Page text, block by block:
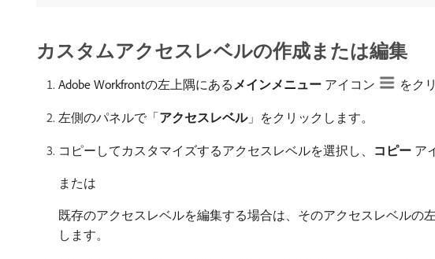
カスタムアクセスレベルの作成または編集
Adobe Workfrontの左上隅にある​メインメニュー アイコン をク
左側のパネルで「アクセスレベル」をクリックします。
コピーしてカスタマイズするアクセスレベルを選択し、 コピー ア
または
既存のアクセスレベルを編集する場合は、そのアクセスレベルの
します。